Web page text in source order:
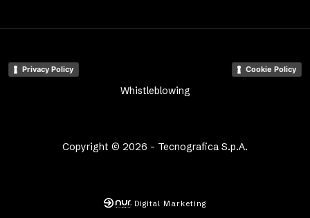
Copyright © 2026 - Tecnografica S.p.A.
Privacy Policy Cookie Policy
Whistleblowing
Digital Marketing